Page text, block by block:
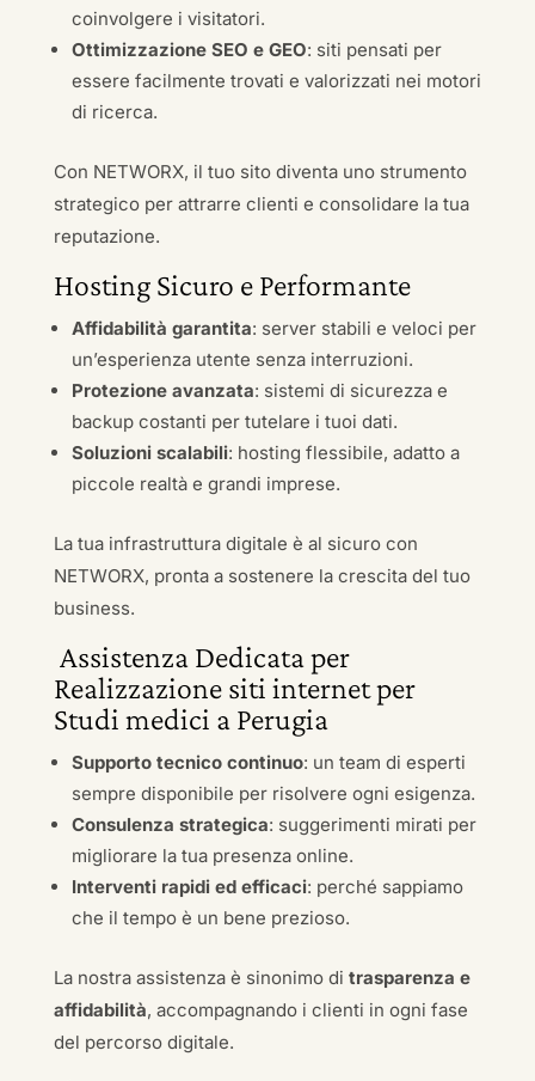
coinvolgere i visitatori.
Ottimizzazione SEO e GEO: siti pensati per
essere facilmente trovati e valorizzati nei motori
di ricerca.
Con NETWORX, il tuo sito diventa uno strumento
strategico per attrarre clienti e consolidare la tua
reputazione.
Hosting Sicuro e Performante
Affidabilità garantita: server stabili e veloci per
un’esperienza utente senza interruzioni.
Protezione avanzata: sistemi di sicurezza e
backup costanti per tutelare i tuoi dati.
Soluzioni scalabili: hosting flessibile, adatto a
piccole realtà e grandi imprese.
La tua infrastruttura digitale è al sicuro con
NETWORX, pronta a sostenere la crescita del tuo
business.
Assistenza Dedicata per
Realizzazione siti internet per
Studi medici a Perugia
Supporto tecnico continuo: un team di esperti
sempre disponibile per risolvere ogni esigenza.
Consulenza strategica: suggerimenti mirati per
migliorare la tua presenza online.
Interventi rapidi ed efficaci: perché sappiamo
che il tempo è un bene prezioso.
La nostra assistenza è sinonimo di trasparenza e
affidabilità, accompagnando i clienti in ogni fase
del percorso digitale.